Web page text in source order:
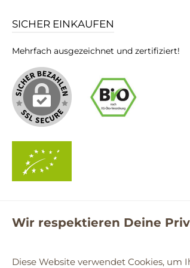
SICHER EINKAUFEN
Mehrfach ausgezeichnet und zertifiziert!
Wir respektieren Deine
Diese Website verwendet Cookies,